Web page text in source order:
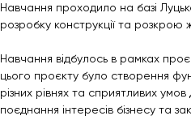
Навчання проходило на базі
розробку конструкції та розкрою
Навчання відбулось в рамках
цього проєкту було створення
різних рівнях та сприятливих
поєднання інтересів бізнесу та